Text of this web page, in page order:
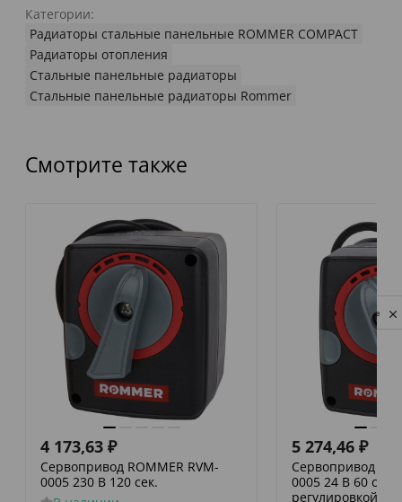
Категории:
Радиаторы стальные панельные ROMMER COMPACT
Радиаторы отопления
Стальные панельные радиаторы
Стальные панельные радиаторы Rommer
Смотрите также
4 173,63 ₽
Сервопривод ROMMER RVM-
0005 230 В 120 сек.
5 274,46 ₽
Сервопривод
0005 24 В 60
регулировкой по
Privacy notice